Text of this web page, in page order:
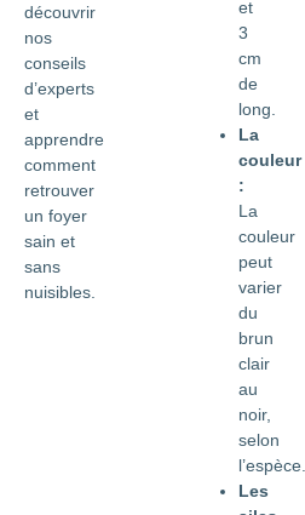
découvrir
nos
conseils
d’experts
et
apprendre
comment
retrouver
un foyer
sain et
sans
nuisibles.
et
3
cm
de
long.
La
couleur
:
La
couleur
peut
varier
du
brun
clair
au
noir,
selon
l’espèce.
Les